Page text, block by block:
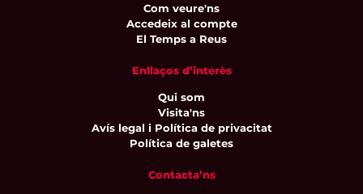
Com veure'ns
Accedeix al compte
El Temps a Reus
Enllaços d’interès
Qui som
Visita'ns
Avís legal i Política de privacitat
Política de galetes
Contacta’ns